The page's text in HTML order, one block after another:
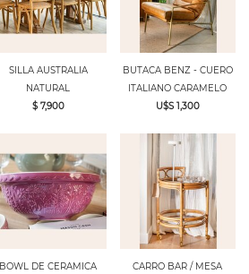
SILLA AUSTRALIA
NATURAL
$ 7,900
BUTACA BENZ - CUERO
ITALIANO CARAMELO
U$S 1,300
BOWL DE CERAMICA
CARRO BAR / MESA